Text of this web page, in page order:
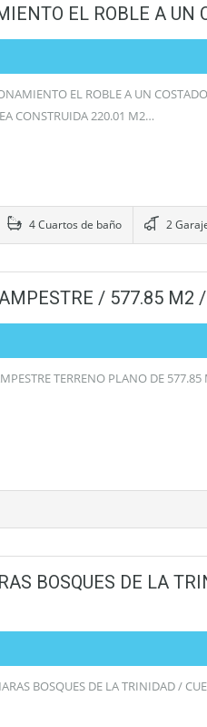
EL ROBLE A UN
EL ROBLE A UN
CONSTRUIDA 220.01 M2…
4 Cuartos de baño 2
/ 577.85 M2
TERRENO PLANO DE
BOSQUES DE LA
BOSQUES DE LA TRINIDAD /